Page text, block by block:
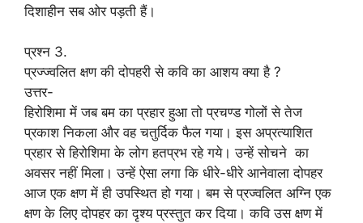
दिशाहीन सब ओर पड़ती हैं।
प्रश्न 3.
प्रज्ज्वलित क्षण की दोपहरी से कवि का आशय क्या है ?
उत्तर-
हिरोशिमा में जब बम का प्रहार हुआ तो प्रचण्ड गोलों से तेज
प्रकाश निकला और वह चतुर्दिक फैल गया। इस अप्रत्याशित
प्रहार से हिरोशिमा के लोग हतप्रभ रहे गये। उन्हें सोचने का
अवसर नहीं मिला। उन्हें ऐसा लगा कि धीरे-धीरे आनेवाला दोपहर
आज एक क्षण में ही उपस्थित हो गया। बम से प्रज्वलित अग्नि एक
क्षण के लिए दोपहर का दृश्य प्रस्तुत कर दिया। कवि उस क्षण में